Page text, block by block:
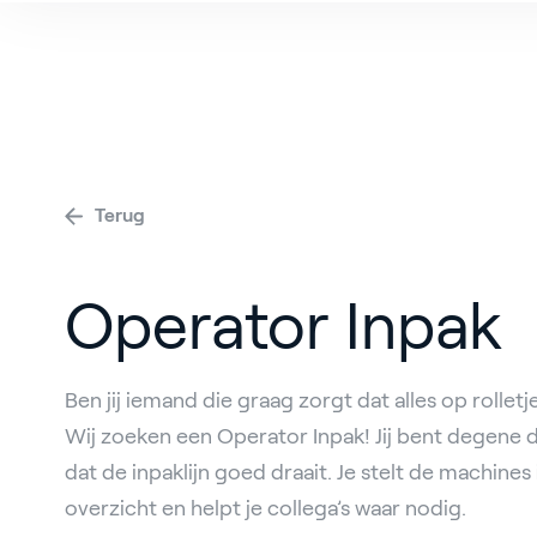
Terug
Operator Inpak
Ben jij iemand die graag zorgt dat alles op
Wij zoeken een Operator Inpak! Jij bent degene
dat de inpaklijn goed draait. Je stelt de
overzicht en helpt je collega’s waar nodig.